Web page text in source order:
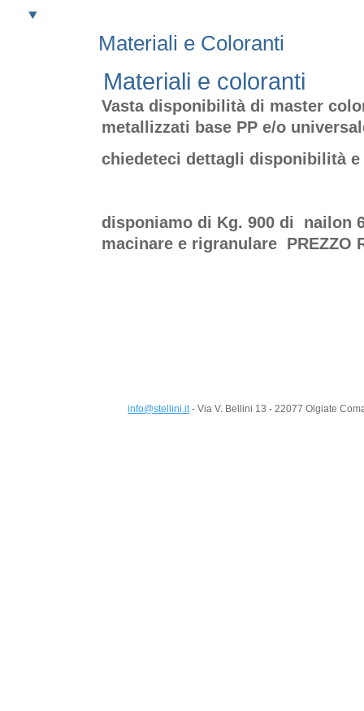
Materiali e Coloranti
Materiali e coloranti
Vasta disponibilità di master
metallizzati base PP e/o
chiedeteci dettagli disponibilità
disponiamo di Kg. 900 di nailon
macinare e rigranulare PREZZO
info@stellini.it- Via V. Bellini 13 - 22077 Olgiate